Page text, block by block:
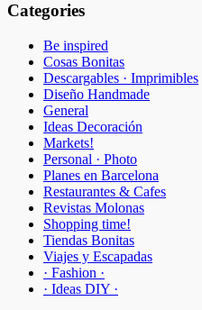
Categories
Be inspired
Cosas Bonitas
Descargables · Imprimibles
Diseño Handmade
General
Ideas Decoración
Markets!
Personal · Photo
Planes en Barcelona
Restaurantes & Cafes
Revistas Molonas
Shopping time!
Tiendas Bonitas
Viajes y Escapadas
· Fashion ·
· Ideas DIY ·